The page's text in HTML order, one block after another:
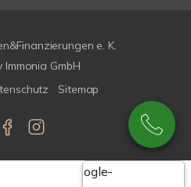
e. K.
Immonia GmbH
Sitemap
Google-